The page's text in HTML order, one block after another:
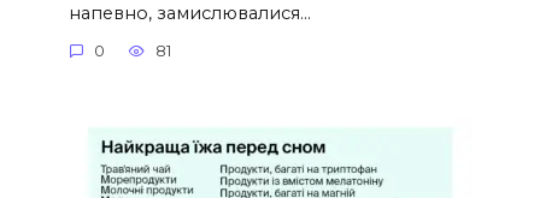
напевно, замислювалися…
0 81